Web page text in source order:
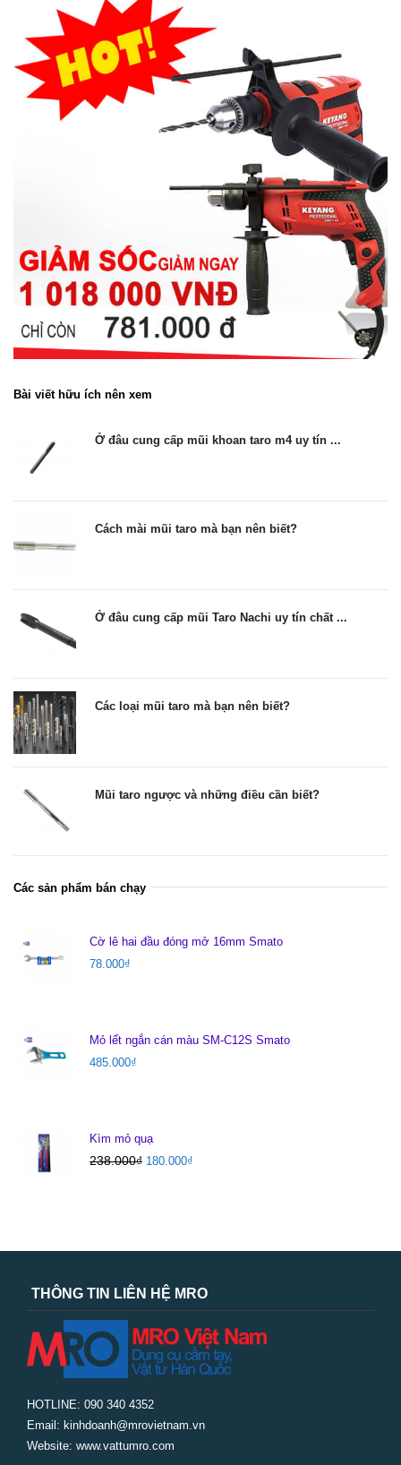
Bài viết hữu ích nên xem
Ở đâu cung cấp mũi khoan taro m4 uy tín ...
Cách mài mũi taro mà bạn nên biết?
Ở đâu cung cấp mũi Taro Nachi uy tín chất ...
Các loại mũi taro mà bạn nên biết?
Mũi taro ngược và những điều cần biết?
Các sản phẩm bán chạy
Cờ lê hai đầu đóng mở 16mm Smato
78.000₫
Mỏ lết ngắn cán màu SM-C12S Smato
485.000₫
Kìm mỏ quạ
238.000₫ 180.000₫
THÔNG TIN LIÊN HỆ MRO
HOTLINE: 090 340 4352
Email: kinhdoanh@mrovietnam.vn
Website: www.vattumro.com